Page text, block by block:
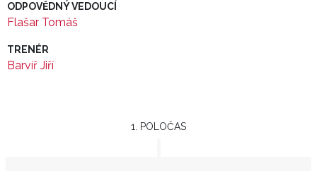
ODPOVĚDNÝ VEDOUCÍ
Flašar Tomáš
TRENÉR
Barvíř Jiří
1. POLOČAS